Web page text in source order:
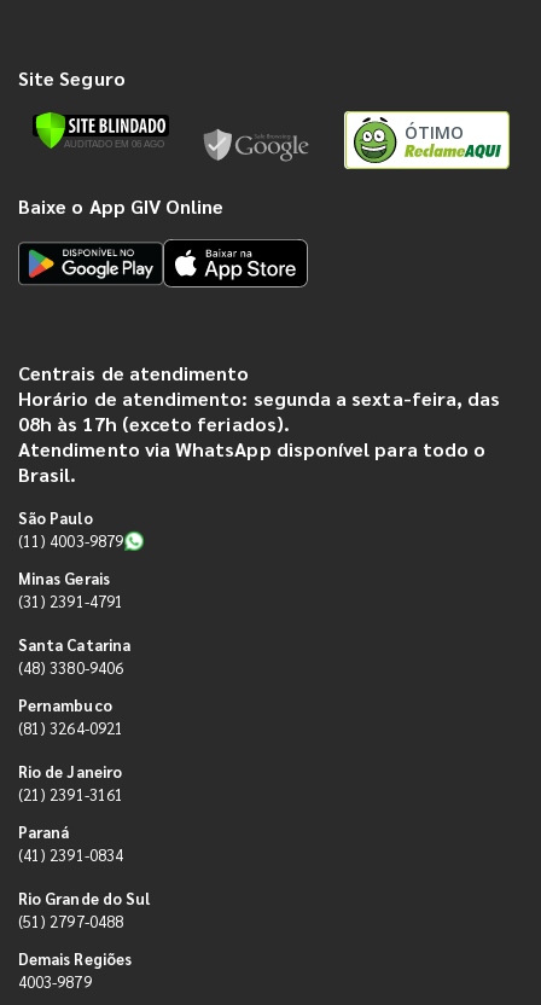
Site Seguro
ÓTIMO
Baixe o App GIV Online
Centrais de atendimento
Horário de atendimento: segunda a sexta-feira, das
08h às 17h (exceto feriados).
Atendimento via WhatsApp disponível para todo o
Brasil.
São Paulo
(11) 4003-9879
Minas Gerais
(31) 2391-4791
Santa Catarina
(48) 3380-9406
Pernambuco
(81) 3264-0921
Rio de Janeiro
(21) 2391-3161
Paraná
(41) 2391-0834
Rio Grande do Sul
(51) 2797-0488
Demais Regiões
4003-9879